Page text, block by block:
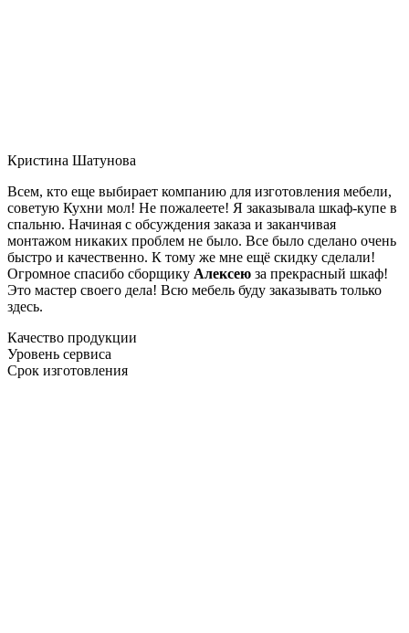
Кристина Шатунова
Всем, кто еще выбирает компанию для изготовления мебели,
советую Кухни мол! Не пожалеете! Я заказывала шкаф-купе в
спальню. Начиная с обсуждения заказа и заканчивая
монтажом никаких проблем не было. Все было сделано очень
быстро и качественно. К тому же мне ещё скидку сделали!
Огромное спасибо сборщику Алексею за прекрасный шкаф!
Это мастер своего дела! Всю мебель буду заказывать только
здесь.
Качество продукции
Уровень сервиса
Срок изготовления